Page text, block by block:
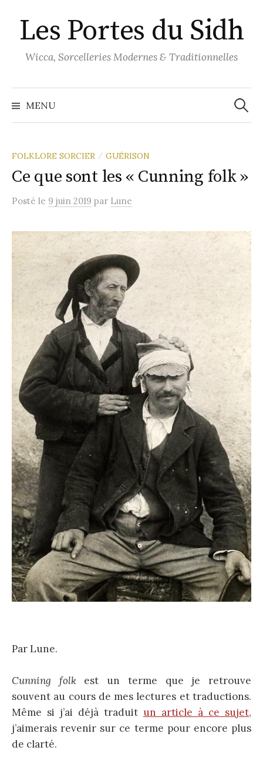
au
contenu
Les Portes du Sidh
Wicca, Sorcelleries Modernes & Traditionnelles
MENU
FOLKLORE SORCIER / GUÉRISON
Ce que sont les « Cunning folk »
Posté le 9 juin 2019 par Lune
Par Lune.
Cunning folkest un terme que je retrouve
souvent au cours de mes lectures et traductions.
Même si j’ai déjà traduit un article à ce sujet,
j’aimerais revenir sur ce terme pour encore plus
de clarté.